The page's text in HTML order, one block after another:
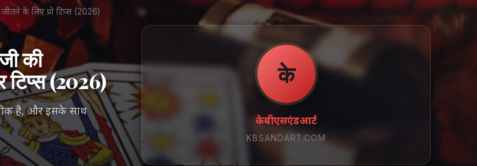
के लिए प्रो टिप्स (2026)
की
टिप्स (2026)
है, और इसके साथ
के
केबीएसएंडआर्ट
KBSANDART.COM